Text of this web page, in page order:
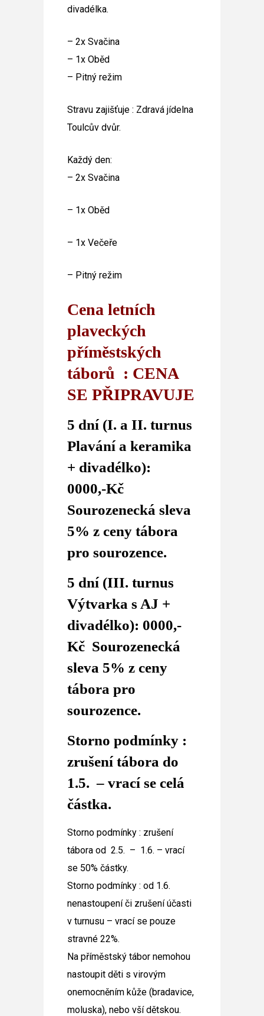
divadélka.
– 2x Svačina
– 1x Oběd
– Pitný režim
Stravu zajišťuje : Zdravá jídelna
Toulcův dvůr.
Každý den:
– 2x Svačina
– 1x Oběd
– 1x Večeře
– Pitný režim
Cena letních
plaveckých
příměstských
táborů : CENA
SE PŘIPRAVUJE
5 dní (I. a II. turnus
Plavání a keramika
+ divadélko):
0000,-Kč
Sourozenecká sleva
5% z ceny tábora
pro sourozence.
5 dní (III. turnus
Výtvarka s AJ +
divadélko): 0000,-
Kč Sourozenecká
sleva 5% z ceny
tábora pro
sourozence.
Storno podmínky :
zrušení tábora do
1.5. – vrací se celá
částka.
Storno podmínky : zrušení
tábora od 2.5. – 1.6. – vrací
se 50% částky.
Storno podmínky : od 1.6.
nenastoupení či zrušení účasti
v turnusu – vrací se pouze
stravné 22%.
Na příměstský tábor nemohou
nastoupit děti s virovým
onemocněním kůže (bradavice,
moluska), nebo vší dětskou.